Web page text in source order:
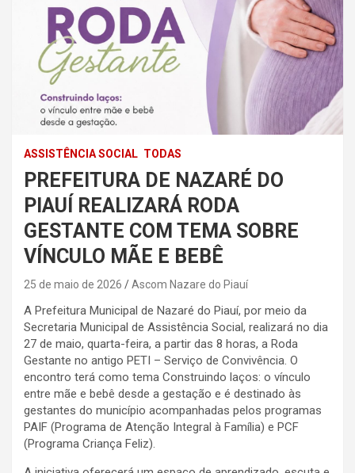
ASSISTÊNCIA SOCIAL TODAS
PREFEITURA DE NAZARÉ DO
PIAUÍ REALIZARÁ RODA
GESTANTE COM TEMA SOBRE
VÍNCULO MÃE E BEBÊ
25 de maio de 2026 Ascom Nazare do Piauí
A Prefeitura Municipal de Nazaré do Piauí, por meio da
Secretaria Municipal de Assistência Social, realizará no dia
27 de maio, quarta-feira, a partir das 8 horas, a Roda
Gestante no antigo PETI – Serviço de Convivência. O
encontro terá como tema Construindo laços: o vínculo
entre mãe e bebê desde a gestação e é destinado às
gestantes do município acompanhadas pelos programas
PAIF (Programa de Atenção Integral à Família) e PCF
(Programa Criança Feliz).